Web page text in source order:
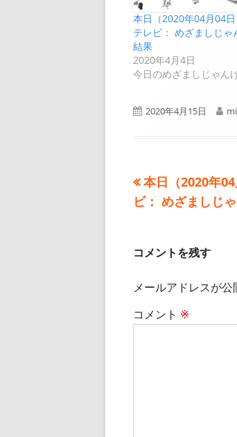
本日（2020年04月04
テレビ： めざましじゃ
結果
2020年4月4日
今日のめざましじゃん
公
2020年4月15日
作
投
ナ
ゲ
前
の
本日（2020年
ビ： めざましじ
コメントを残す
メールアドレスが公
コメント ※